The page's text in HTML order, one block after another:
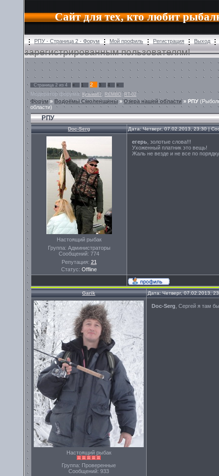
Сайт для тех, кто любит
РПУ - Страница 2 - Форум Мой профиль Регистрация Выход
зарегистрированным пользователям!
Страница 2 из 4 « 1 2 3 4 »
Модератор форума: Кузьма67 REMBO , RT-02
Форум» Водоёмы Смоленщины »Озера нашей области» РПУ
области)
РПУ
Doc-Serg Дата: Четверг, 07.02.2013, 23:30 |
Настоящий рыбак
Группа: Администраторы
Сообщений: 774
Репутация: 21
Статус: Offline
егерь , золотые слова!!!
Ухоженный платник это вещь!
Жаль не везде и не все по
Garik Дата: Четверг, 07.02.2013,
Настоящий рыбак
Группа: Проверенные
Сообщений: 933
Doc-Serg , Сергей я там